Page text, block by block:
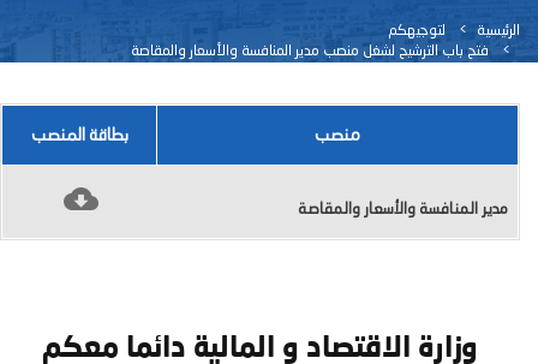
الرئيسية
لتوجيهكم
فتح باب الترشيح لشغل منصب مدير المنافسة والأسعار والمقاصة
منصب بطاقة المنصب
مدير المنافسة والأسعار والمقاصة
وزارة الاقتصاد و المالية دائما معكم